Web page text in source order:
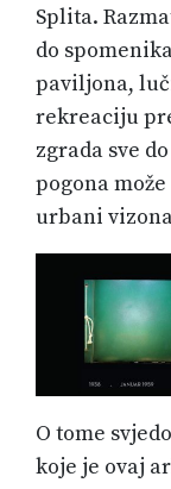
Splita.
do
paviljona,
rekreaciju
zgrada sve
pogona
urbani
O tome
koje je ovaj